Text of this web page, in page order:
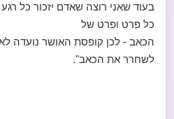
בעוד שאני רוצה שאדם יזכור כל
כל פרט ופרט של
הכאב - לכן קופסת האושר נועדה
לשחרר את הכאב".